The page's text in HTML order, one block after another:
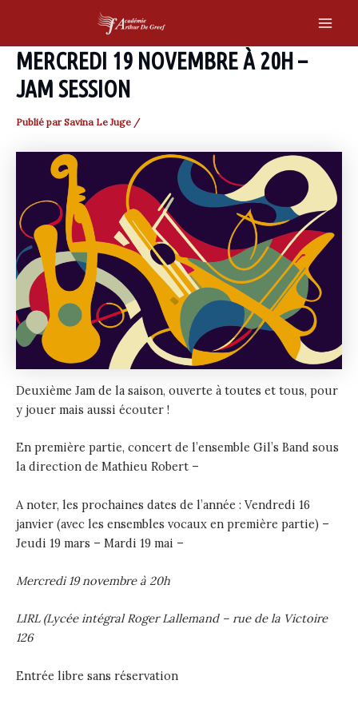
content
MERCREDI 19 NOVEMBRE À 20H –
JAM SESSION
Publié par Savina Le Juge /
Deuxième Jam de la saison, ouverte à toutes et tous, pour
y jouer mais aussi écouter !
En première partie, concert de l’ensemble Gil’s Band sous
la direction de Mathieu Robert –
A noter, les prochaines dates de l’année : Vendredi 16
janvier (avec les ensembles vocaux en première partie) –
Jeudi 19 mars – Mardi 19 mai –
Mercredi 19 novembre à 20h
LIRL (Lycée intégral Roger Lallemand – rue de la Victoire
126
Entrée libre sans réservation